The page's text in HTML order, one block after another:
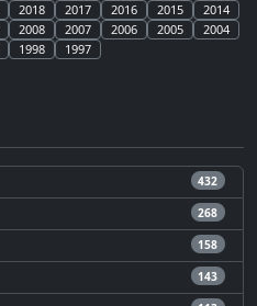
2018 2017 2016 2015
2014
2008 2007 2006 2005
2004
1998 1997
432
268
158
143